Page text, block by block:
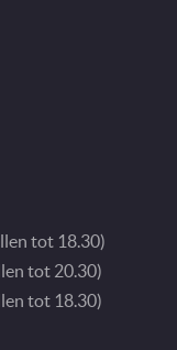
tot 18.30)
tot 20.30)
tot 18.30)